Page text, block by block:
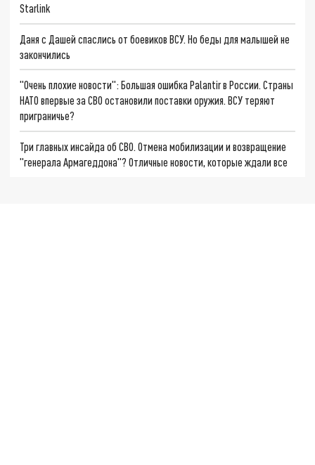
Starlink
Даня с Дашей спаслись от боевиков ВСУ. Но беды для малышей не
закончились
"Очень плохие новости": Большая ошибка Palantir в России. Страны
НАТО впервые за СВО остановили поставки оружия. ВСУ теряют
приграничье?
Три главных инсайда об СВО. Отмена мобилизации и возвращение
"генерала Армагеддона"? Отличные новости, которые ждали все